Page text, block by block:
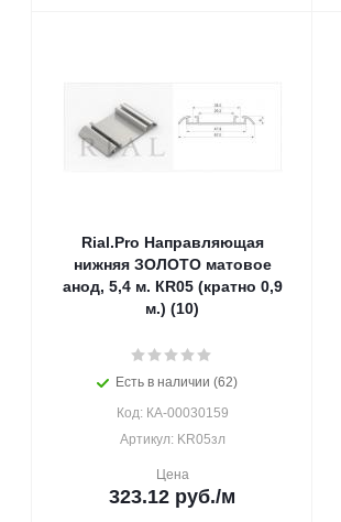
Rial.Pro Направляющая
нижняя ЗОЛОТО матовое
анод, 5,4 м. КR05 (кратно 0,9
м.) (10)
Есть в наличии (62)
Код: КА-00030159
Артикул: KR05зл
Цена
323.12 руб./м